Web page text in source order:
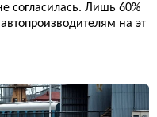
согласилась. Лишь 60%
на эт